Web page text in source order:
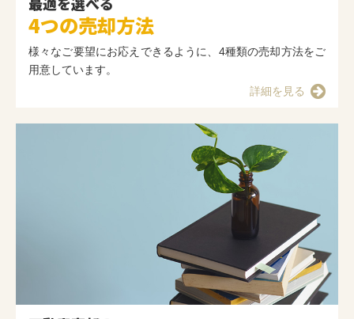
4つの売却方法
様々なご要望にお応えできるように、4種類の売却方法をご
用意しています。
詳細を見る